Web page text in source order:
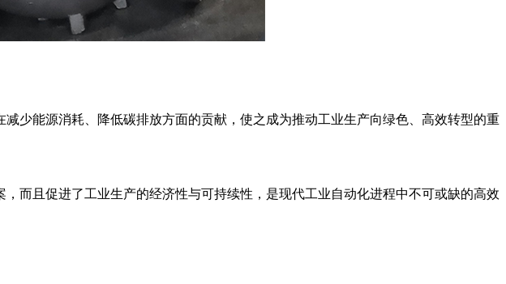
少能源消耗、降低碳排放方面的贡献，使之成为推动工业生产向绿色、高效转型的重
而且促进了工业生产的经济性与可持续性，是现代工业自动化进程中不可或缺的高效